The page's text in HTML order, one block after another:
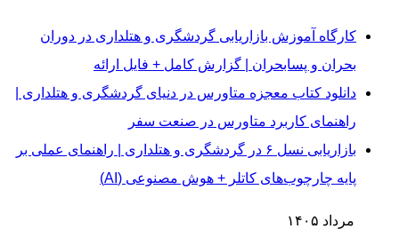
کارگاه آموزش بازاریابی گردشگری و هتلداری در دوران
بحران و پسابحران | گزارش کامل + فایل ارائه
دانلود کتاب معجزه متاورس در دنیای گردشگری و هتلداری |
راهنمای کاربرد متاورس در صنعت سفر
بازاریابی نسل ۶ در گردشگری و هتلداری | راهنمای عملی بر
پایه چارچوب‌های کاتلر + هوش مصنوعی (AI)
مرداد ۱۴۰۵